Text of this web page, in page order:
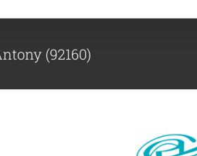
(92160)